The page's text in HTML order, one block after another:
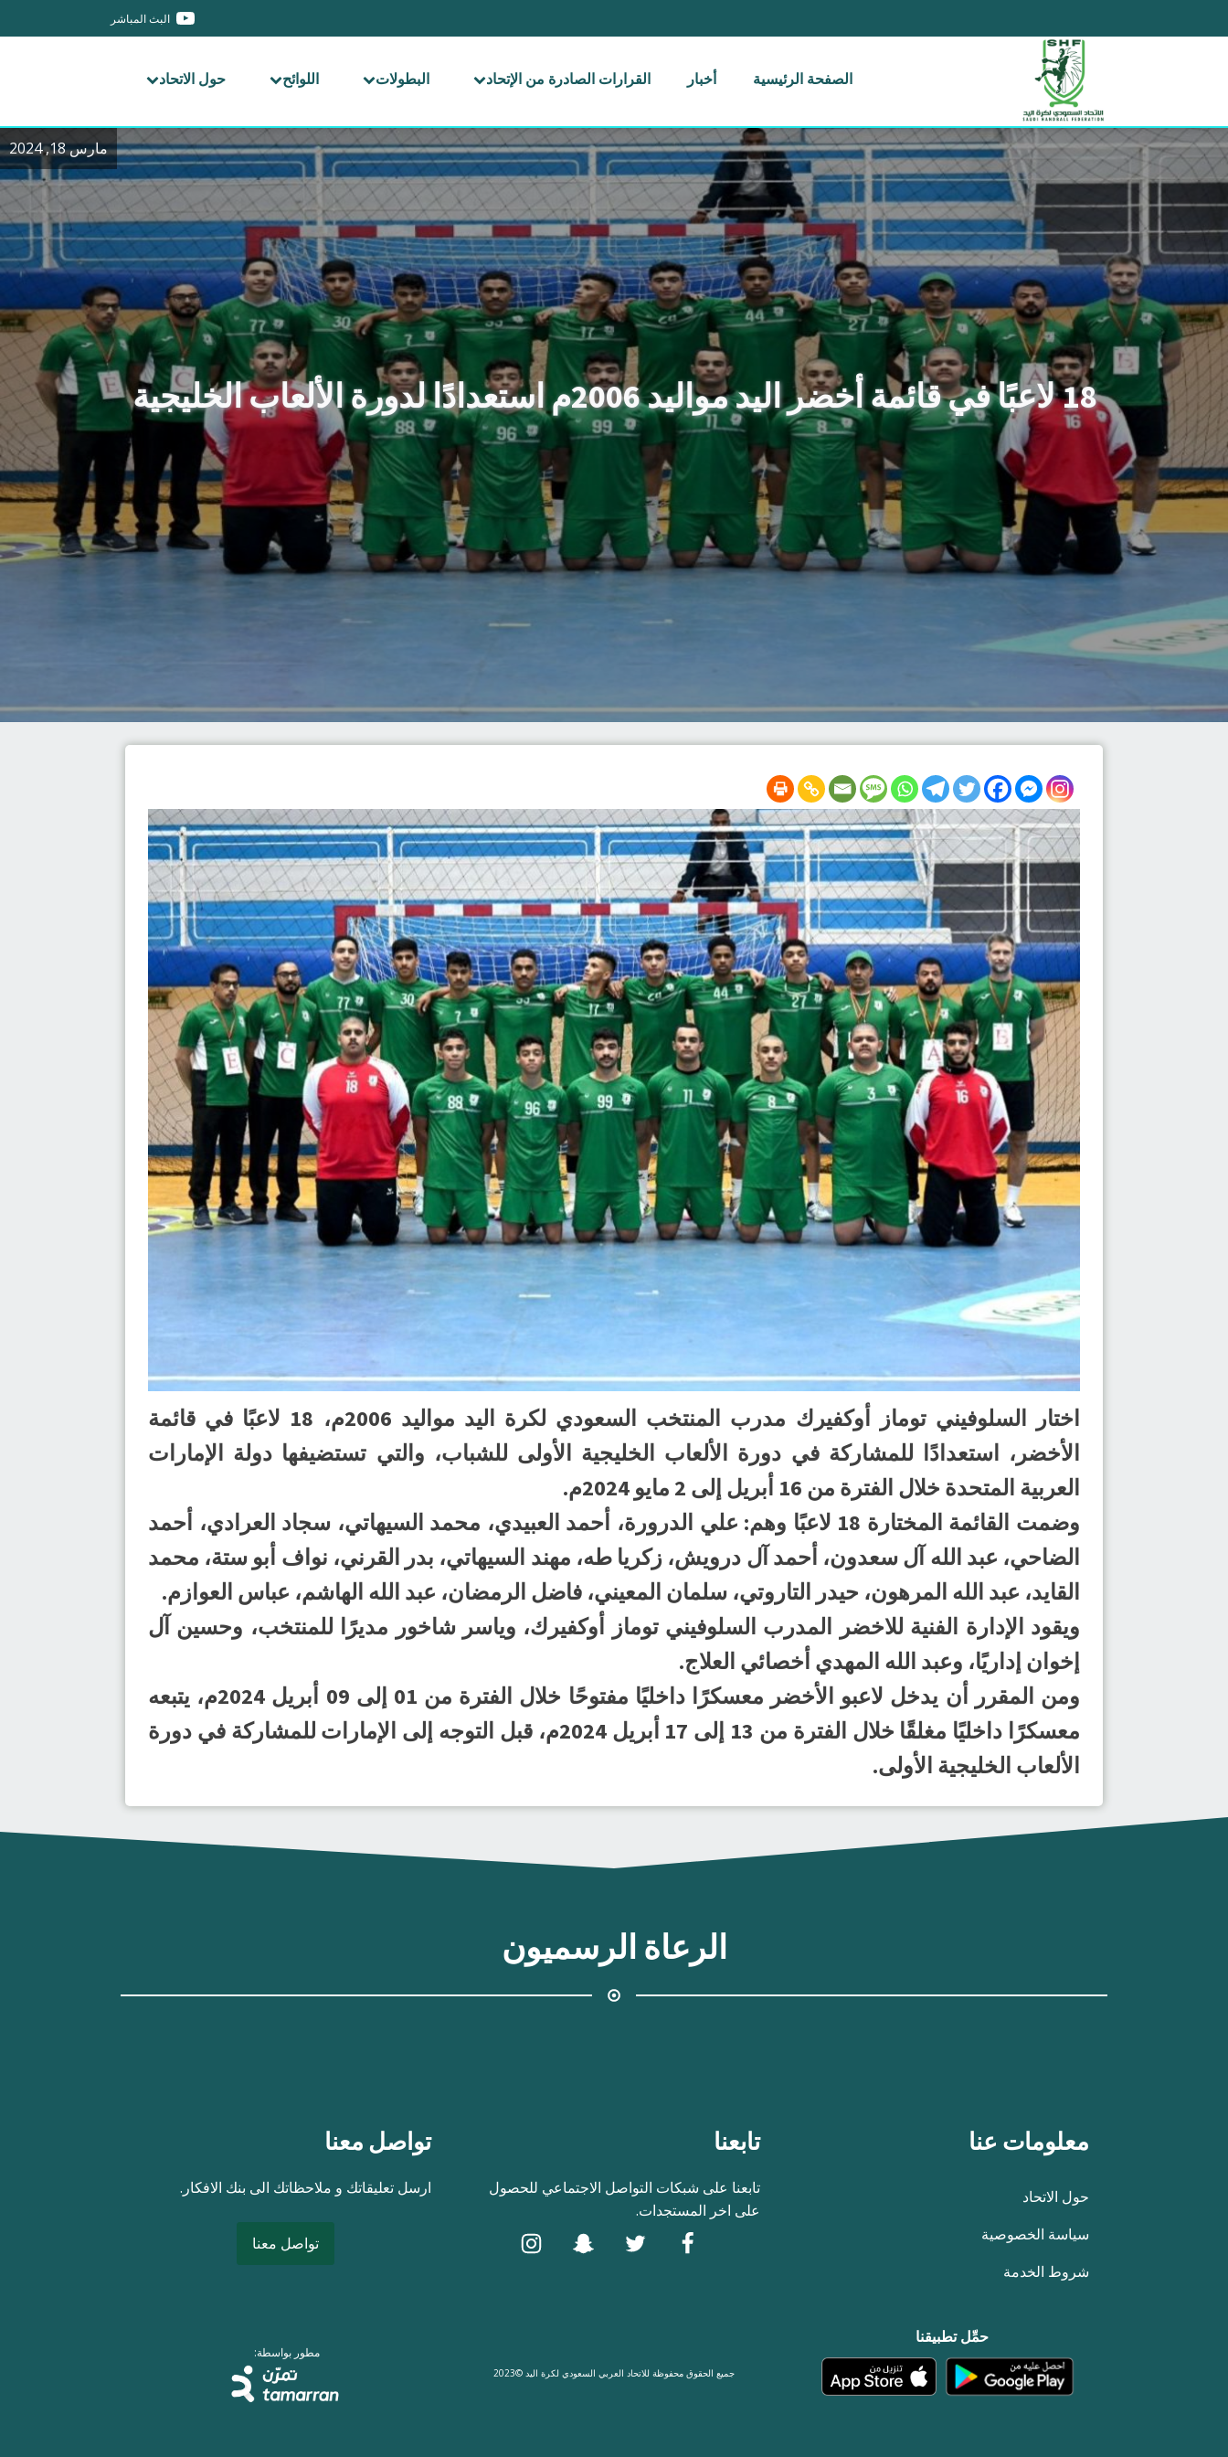
البث المباشر
الصفحة الرئيسية أخبار القرارات الصادرة من الإتحاد البطولات اللوائح حول الاتحاد
مارس 18, 2024
18 لاعبًا في قائمة أخضر اليد مواليد 2006م استعدادًا لدورة الألعاب الخليجية
اختار السلوفيني توماز أوكفيرك مدرب المنتخب السعودي لكرة اليد مواليد 2006م، 18 لاعبًا في قائمة
الأخضر، استعدادًا للمشاركة في دورة الألعاب الخليجية الأولى للشباب، والتي تستضيفها دولة الإمارات
العربية المتحدة خلال الفترة من 16 أبريل إلى 2 مايو 2024م.
وضمت القائمة المختارة 18 لاعبًا وهم: علي الدرورة، أحمد العبيدي، محمد السيهاتي، سجاد العرادي، أحمد
الضاحي، عبد الله آل سعدون، أحمد آل درويش، زكريا طه، مهند السيهاتي، بدر القرني، نواف أبو ستة، محمد
القايد، عبد الله المرهون، حيدر التاروتي، سلمان المعيني، فاضل الرمضان، عبد الله الهاشم، عباس العوازم.
ويقود الإدارة الفنية للاخضر المدرب السلوفيني توماز أوكفيرك، وياسر شاخور مديرًا للمنتخب، وحسين آل
إخوان إداريًا، وعبد الله المهدي أخصائي العلاج.
ومن المقرر أن يدخل لاعبو الأخضر معسكرًا داخليًا مفتوحًا خلال الفترة من 01 إلى 09 أبريل 2024م، يتبعه
معسكرًا داخليًا مغلقًا خلال الفترة من 13 إلى 17 أبريل 2024م، قبل التوجه إلى الإمارات للمشاركة في دورة
الألعاب الخليجية الأولى.
الرعاة الرسميون
معلومات عنا
حول الاتحاد
سياسة الخصوصية
شروط الخدمة
تابعنا
تابعنا على شبكات التواصل الاجتماعي للحصول
على اخر المستجدات.
تواصل معنا
ارسل تعليقاتك و ملاحظاتك الى بنك الافكار.
تواصل معنا
حمِّل تطبيقنا
جميع الحقوق محفوظة للاتحاد العربي السعودي لكرة اليد ©2023
مطور بواسطة: